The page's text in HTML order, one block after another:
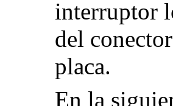
interruptor
del
placa.
En la